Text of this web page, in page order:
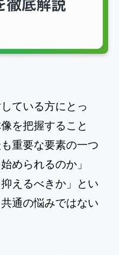
ている方にとっ
を把握すること
重要な要素の一つ
められるのか」
えるべきか」とい
通の悩みではない